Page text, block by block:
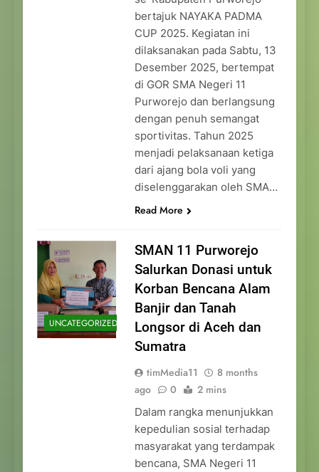
bertajuk NAYAKA PADMA
CUP 2025. Kegiatan ini
dilaksanakan pada Sabtu, 13
Desember 2025, bertempat
di GOR SMA Negeri 11
Purworejo dan berlangsung
dengan penuh semangat
sportivitas. Tahun 2025
menjadi pelaksanaan ketiga
dari ajang bola voli yang
diselenggarakan oleh SMA…
Read More
UNCATEGORIZED
SMAN 11 Purworejo
Salurkan Donasi untuk
Korban Bencana Alam
Banjir dan Tanah
Longsor di Aceh dan
Sumatra
timMedia11
8 months
ago
0 2 mins
Dalam rangka menunjukkan
kepedulian sosial terhadap
masyarakat yang terdampak
bencana, SMA Negeri 11